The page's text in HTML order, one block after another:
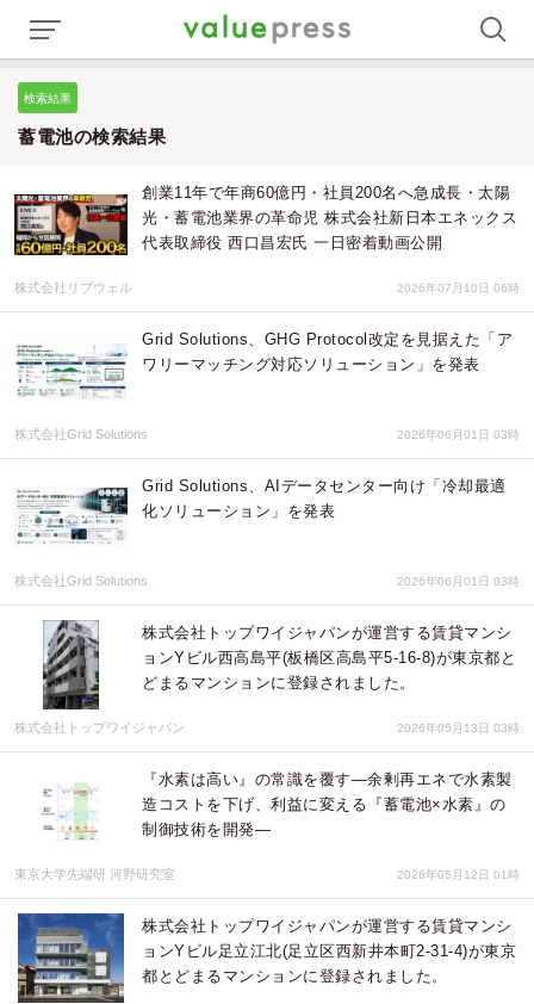
検索結果
蓄電池の検索結果
創業11年で年商60億円・社員200名へ急成長・太陽
光・蓄電池業界の革命児 株式会社新日本エネックス
代表取締役 西口昌宏氏 一日密着動画公開
株式会社リブウェル 2026年07月10日 06時
Grid Solutions、GHG Protocol改定を見据えた「ア
ワリーマッチング対応ソリューション」を発表
株式会社Grid Solutions 2026年06月01日 03時
Grid Solutions、AIデータセンター向け「冷却最適
化ソリューション」を発表
株式会社Grid Solutions 2026年06月01日 03時
株式会社トップワイジャパンが運営する賃貸マンシ
ョンYビル西高島平(板橋区高島平5-16-8)が東京都と
どまるマンションに登録されました。
株式会社トップワイジャパン 2026年05月13日 03時
『水素は高い』の常識を覆す―余剰再エネで水素製
造コストを下げ、利益に変える『蓄電池×水素』の
制御技術を開発―
東京大学先端研 河野研究室 2026年05月12日 01時
株式会社トップワイジャパンが運営する賃貸マンシ
ョンYビル足立江北(足立区西新井本町2-31-4)が東京
都とどまるマンションに登録されました。